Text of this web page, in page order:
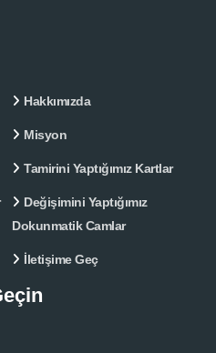
Hakkımızda
Misyon
Tamirini Yaptığımız Kartlar
Değişimini Yaptığımız
Dokunmatik Camlar
İletişime Geç